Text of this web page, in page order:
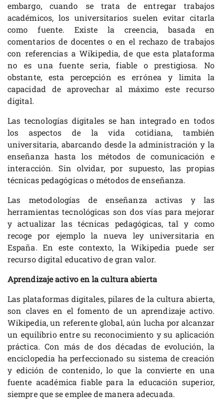
embargo, cuando se trata de entregar trabajos
académicos, los universitarios suelen evitar citarla
como fuente. Existe la creencia, basada en
comentarios de docentes o en el rechazo de trabajos
con referencias a Wikipedia, de que esta plataforma
no es una fuente seria, fiable o prestigiosa. No
obstante, esta percepción es errónea y limita la
capacidad de aprovechar al máximo este recurso
digital.
Las tecnologías digitales se han integrado en todos
los aspectos de la vida cotidiana, también
universitaria, abarcando desde la administración y la
enseñanza hasta los métodos de comunicación e
interacción. Sin olvidar, por supuesto, las propias
técnicas pedagógicas o métodos de enseñanza.
Las metodologías de enseñanza activas y las
herramientas tecnológicas son dos vías para mejorar
y actualizar las técnicas pedagógicas, tal y como
recoge por ejemplo la nueva ley universitaria en
España. En este contexto, la Wikipedia puede ser
recurso digital educativo de gran valor.
Aprendizaje activo en la cultura abierta
Las plataformas digitales, pilares de la cultura abierta,
son claves en el fomento de un aprendizaje activo.
Wikipedia, un referente global, aún lucha por alcanzar
un equilibrio entre su reconocimiento y su aplicación
práctica. Con más de dos décadas de evolución, la
enciclopedia ha perfeccionado su sistema de creación
y edición de contenido, lo que la convierte en una
fuente académica fiable para la educación superior,
siempre que se emplee de manera adecuada.